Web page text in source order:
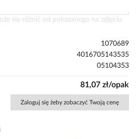
się różnić od pokazanego na zdjęciu
1070689
4016705143535
05104353
81,07 zł/opak
Zaloguj się żeby zobaczyć Twoją cenę